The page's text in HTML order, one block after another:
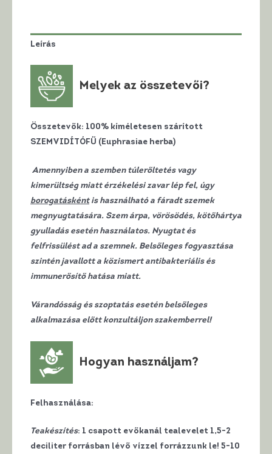
Leírás
Melyek az összetevői?
Összetevők: 100% kíméletesen szárított
SZEMVIDÍTÓFŰ (Euphrasiae herba)
Amennyiben a szemben túlerőltetés vagy
kimerültség miatt érzékelési zavar lép fel, úgy
borogatáskéntis használható a fáradt szemek
megnyugtatására. Szem árpa, vörösödés, kötőhártya
gyulladás esetén használatos. Nyugtat és
felfrissülést ad a szemnek. Belsőleges fogyasztása
szintén javallott a közismert antibakteriális és
immunerősítő hatása miatt.
Várandósság és szoptatás esetén belsőleges
alkalmazása előtt konzultáljon szakemberrel!
Hogyan használjam?
Felhasználása:
Teakészítés: 1 csapott evőkanál tealevelet 1,5-2
deciliter forrásban lévő vízzel forrázzunk le! 5-10